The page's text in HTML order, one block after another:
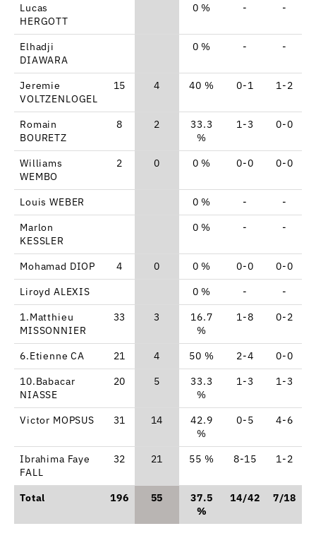
Lucas
HERGOTT
0 % - -
Elhadji
DIAWARA
0 % - -
Jeremie
VOLTZENLOGEL
15 4 40 % 0-1 1-2
Romain
BOURETZ
8 2
33.3
%
1-3 0-0
Williams
WEMBO
2 0 0 % 0-0 0-0
Louis WEBER 0 % -
-
Marlon
KESSLER
0 % - -
Mohamad DIOP 4 0 0 % 0-0 0-0
Liroyd ALEXIS
0 % -
-
1.Matthieu
MISSONNIER
33 3
16.7
%
1-8 0-2
6.Etienne CA 21 4 50 % 2-4 0-0
10.Babacar
NIASSE
20 5
33.3
%
1-3 1-3
Victor MOPSUS 31 14
42.9
%
0-5 4-6
Ibrahima Faye
FALL
32 21 55 % 8-15 1-2
Total 196 55
37.5
%
14/42 7/18